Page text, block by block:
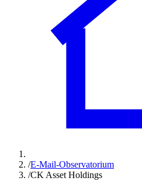
/E-Mail-Observatorium
/CK Asset Holdings